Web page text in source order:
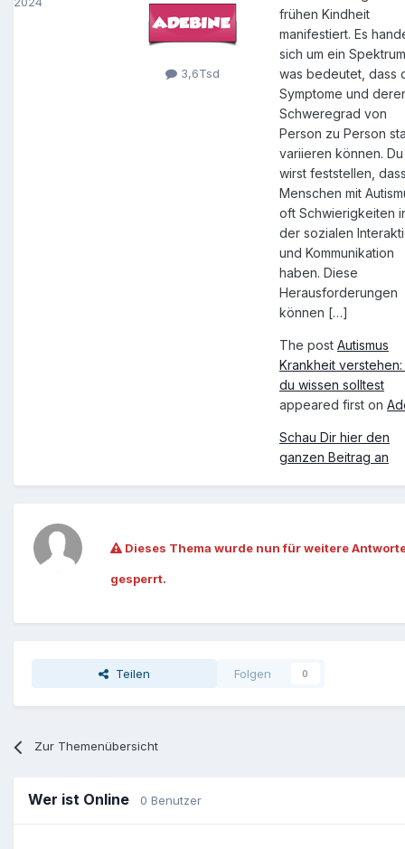
3,6Tsd
frühen Kindheit
manifestiert. Es
sich um ein
was bedeutet, dass
Symptome und
Schweregrad von
Person zu Person
variieren können. Du
wirst feststellen,
Menschen mit
oft Schwierigkeiten
der sozialen
und Kommunikation
haben. Diese
Herausforderungen
können […]
The post Autismus
Krankheit verstehen:
du wissen solltest
appeared first on
Schau Dir hier den
ganzen Beitrag an
Dieses Thema wurde nun für weitere
gesperrt.
Teilen Folgen 0
Zur Themenübersicht
Wer ist Online 0 Benutzer